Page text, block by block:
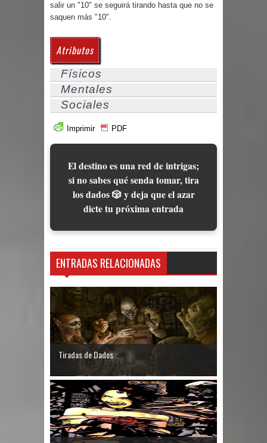
salir un "10" se seguirá tirando hasta que no se
saquen más "10".
Atributos
Físicos
Mentales
Sociales
Imprimir PDF
El destino es una red de intrigas;
si no sabes qué senda tomar, tira
los dados 🎲 y deja que el azar
dicte tu próxima entrada
ENTRADAS RELACIONADAS
Tiradas de Dados